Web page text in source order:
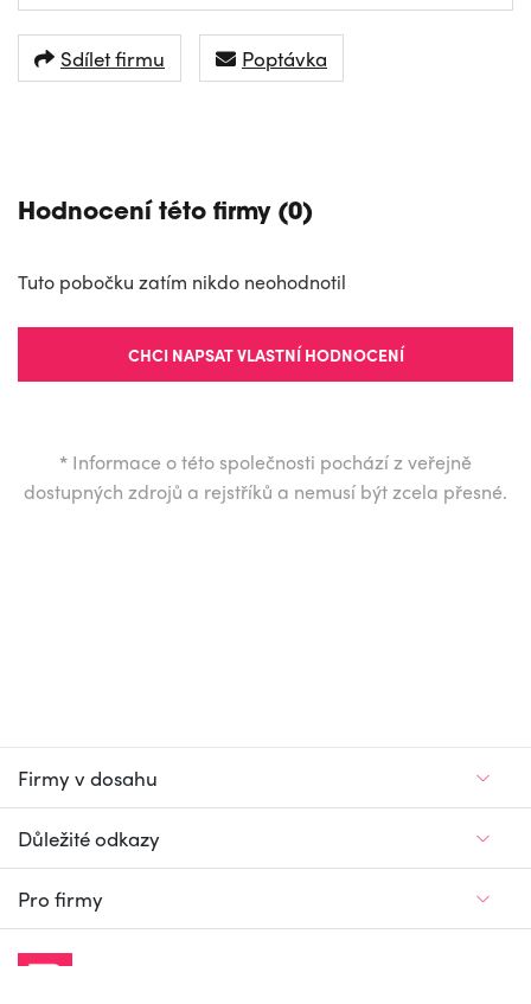
Sdílet firmu Poptávka
Hodnocení této firmy (0)
Tuto pobočku zatím nikdo neohodnotil
CHCI NAPSAT VLASTNÍ HODNOCENÍ
* Informace o této společnosti pochází z veřejně
dostupných zdrojů a rejstříků a nemusí být zcela přesné.
Firmy v dosahu
Důležité odkazy
Pro firmy